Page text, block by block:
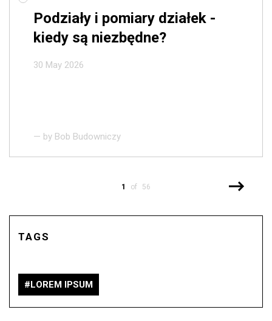
Podziały i pomiary działek -
kiedy są niezbędne?
30 May 2026
— by Bob Budowniczy
1 of 56
TAGS
LOREM IPSUM